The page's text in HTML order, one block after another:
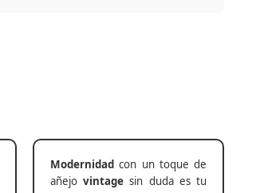
Modernidad con un toque de
añejovintage sin duda es tu